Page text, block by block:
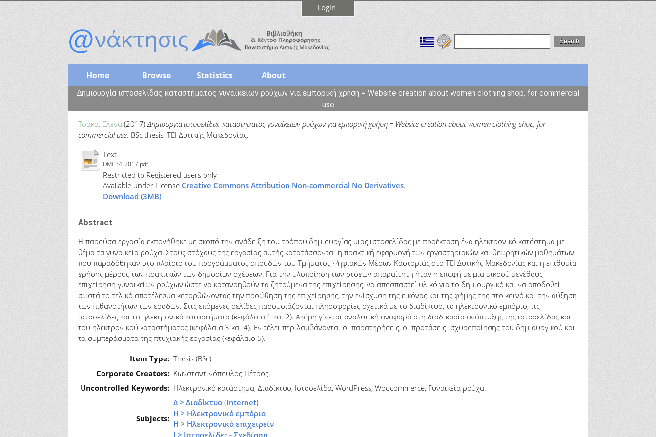
Login
Home Browse Statistics About
Δημιουργία ιστοσελίδας καταστήματος γυναίκειων ρούχων για εμπορική χρήση = Website creation about women clothing shop, for commercial
use
Τσάκα, Έλενα (2017)Δημιουργία ιστοσελίδας καταστήματος γυναίκειων ρούχων για εμπορική χρήση = Website creation about women clothing shop, for
commercial use. BSc thesis, ΤΕΙ Δυτικής Μακεδονίας.
Text
DMC34_2017.pdf
Restricted to Registered users only
Available under License Creative Commons Attribution Non-commercial No Derivatives.
Download (3MB)
Abstract
Η παρούσα εργασία εκπονήθηκε με σκοπό την ανάδειξη του τρόπου δημιουργίας μιας ιστοσελίδας με προέκταση ένα ηλεκτρονικό κατάστημα με
θέμα τα γυναικεία ρούχα. Στους στόχους της εργασίας αυτής κατατάσσονται η πρακτική εφαρμογή των εργαστηριακών και θεωρητικών μαθημάτων
που παραδόθηκαν στο πλαίσιο του προγράμματος σπουδών του Τμήματος Ψηφιακών Μέσων Καστοριάς στο ΤΕΙ Δυτικής Μακεδονίας και η επιθυμία
χρήσης μέρους των πρακτικών των δημοσίων σχέσεων. Για την υλοποίηση των στόχων απαραίτητη ήταν η επαφή με μια μικρού μεγέθους
επιχείρηση γυναικείων ρούχων ώστε να κατανοηθούν τα ζητούμενα της επιχείρησης, να αποσπαστεί υλικό για το δημιουργικό και να αποδοθεί
σωστά το τελικό αποτέλεσμα κατορθώνοντας την προώθηση της επιχείρησης, την ενίσχυση της εικόνας και της φήμης της στο κοινό και την αύξηση
των πιθανοτήτων των εσόδων. Στις επόμενες σελίδες παρουσιάζονται πληροφορίες σχετικά με το διαδίκτυο, το ηλεκτρονικό εμπόριο, τις
ιστοσελίδες και τα ηλεκτρονικά καταστήματα (κεφάλαια 1 και 2). Ακόμη γίνεται αναλυτική αναφορά στη διαδικασία ανάπτυξης της ιστοσελίδας και
του ηλεκτρονικού καταστήματος (κεφάλαια 3 και 4). Εν τέλει περιλαμβάνονται οι παρατηρήσεις, οι προτάσεις ισχυροποίησης του δημιουργικού και
τα συμπεράσματα της πτυχιακής εργασίας (κεφάλαιο 5).
Item Type: Thesis (BSc)
Corporate Creators: Κωνσταντινόπουλος Πέτρος
Uncontrolled Keywords: Ηλεκτρονικό κατάστημα, Διαδίκτυο, Ιστοσελίδα, WordPress, Woocommerce, Γυναικεία ρούχα.
Subjects:
Δ > Διαδίκτυο (Internet)
Η > Ηλεκτρονικό εμπόριο
Η > Ηλεκτρονικό επιχειρείν
Ι > Ιστοσελίδες - Σχεδίαση